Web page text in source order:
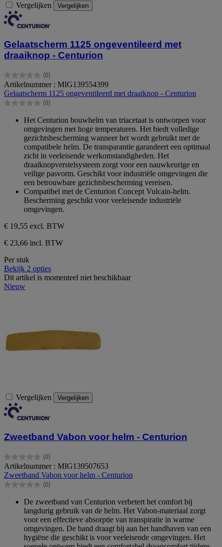
Vergelijken Vergelijken
Gelaatscherm 1125 ongeventileerd met
draaiknop - Centurion
(0)
0.0
van
de
5
Artikelnummer : MIG139554399
Gelaatscherm 1125 ongeventileerd met draaiknop - Centurion
(0)
0.0
sterren.
Het Centurion bouwhelm van triacetaat is ontworpen voor
omgevingen met hoge temperaturen. Het biedt volledige
gezichtsbescherming wanneer het wordt gebruikt met de
compatibele helm. De transparantie garandeert een optimaal
zicht in veeleisende werkomstandigheden. Het
draaiknopverstelsysteem zorgt voor een nauwkeurige en
veilige pasvorm. Geschikt voor industriële omgevingen die
een betrouwbare gezichtsbescherming vereisen.
Compatibel met de Centurion Concept Vulcain-helm.
Bescherming geschikt voor veeleisende industriële
omgevingen.
€ 19,55 excl. BTW
€ 23,66 incl. BTW
Per stuk
Bekijk 2 opties
Dit artikel is momenteel niet beschikbaar
Nieuw
Vergelijken Vergelijken
Zweetband Vabon voor helm - Centurion
(0)
0.0
van
de
5
Artikelnummer : MIG139507653
Zweetband Vabon voor helm - Centurion
(0)
0.0
sterren.
De zweetband van Centurion verbetert het comfort bij
langdurig gebruik van de helm. Het Vabon-materiaal zorgt
voor een effectieve absorptie van transpiratie in warme
omgevingen. De band draagt bij aan het handhaven van een
hygiëne die geschikt is voor veeleisende omgevingen. Het